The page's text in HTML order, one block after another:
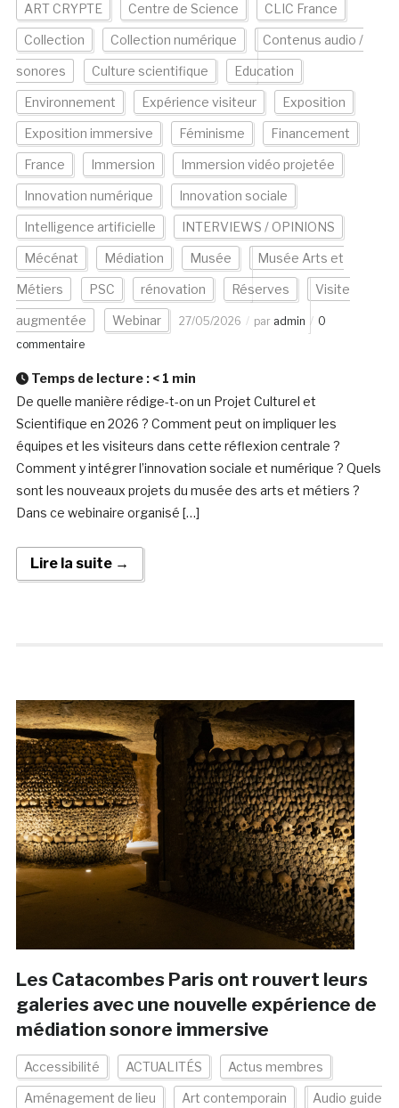
ART CRYPTE Centre de Science CLIC France
Collection Collection numérique Contenus audio /
sonores Culture scientifique Education
Environnement Expérience visiteur Exposition
Exposition immersive Féminisme Financement
France Immersion Immersion vidéo projetée
Innovation numérique Innovation sociale
Intelligence artificielle INTERVIEWS / OPINIONS
Mécénat Médiation Musée Musée Arts et
Métiers PSC rénovation Réserves Visite
augmentée Webinar 27/05/2026 par admin
0
commentaire
Temps de lecture : < 1 min
De quelle manière rédige-t-on un Projet Culturel et
Scientifique en 2026 ? Comment peut on impliquer les
équipes et les visiteurs dans cette réflexion centrale ?
Comment y intégrer l’innovation sociale et numérique ? Quels
sont les nouveaux projets du musée des arts et métiers ?
Dans ce webinaire organisé […]
Lire la suite →
Les Catacombes Paris ont rouvert leurs
galeries avec une nouvelle expérience de
médiation sonore immersive
Accessibilité ACTUALITÉS Actus membres
Aménagement de lieu Art contemporain Audio guide